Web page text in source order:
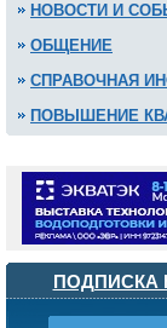
НОВОСТИ И
ОБЩЕНИЕ
СПРАВОЧНАЯ
ПОВЫШЕНИЕ
ПОДПИСКА